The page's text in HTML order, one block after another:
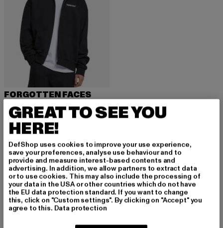
FORGOTTEN FACES
Flowered Skull Heavy Oversize Zipper
53,99 EUR
Derzeitiger Preis: 53,99 EUR
99,99 EUR Aktionspreis: 99,99 EUR
MELDE DICH AN, UM
INSPIRIERT ZU BLEI
GREAT TO SEE YOU
HERE!
DefShop uses cookies to improve your use experience,
save your preferences, analyse use behaviour and to
provide and measure interest-based contents and
advertising. In addition, we allow partners to extract data
or to use cookies. This may also include the processing of
your data in the USA or other countries which do not have
the EU data protection standard. If you want to change
this, click on "Custom settings". By clicking on "Accept" you
agree to this. Data protection